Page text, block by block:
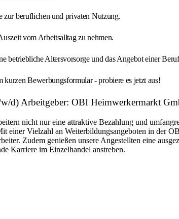
zur beruflichen und privaten Nutzung.
vom Arbeitsalltag zu nehmen.
betriebliche Altersvorsorge und das Angebot einer
Bewerbungsformular - probiere es jetzt aus!
d) Arbeitgeber: OBI Heimwerkermarkt
nicht nur eine attraktive Bezahlung und
einer Vielzahl an Weiterbildungsangeboten in der
Zudem genießen unsere Angestellten eine
Karriere im Einzelhandel anstreben.